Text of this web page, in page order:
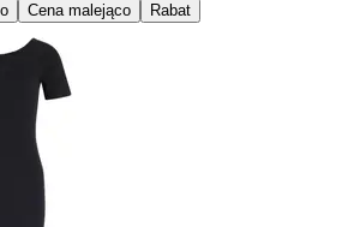
Cena malejąco Rabat